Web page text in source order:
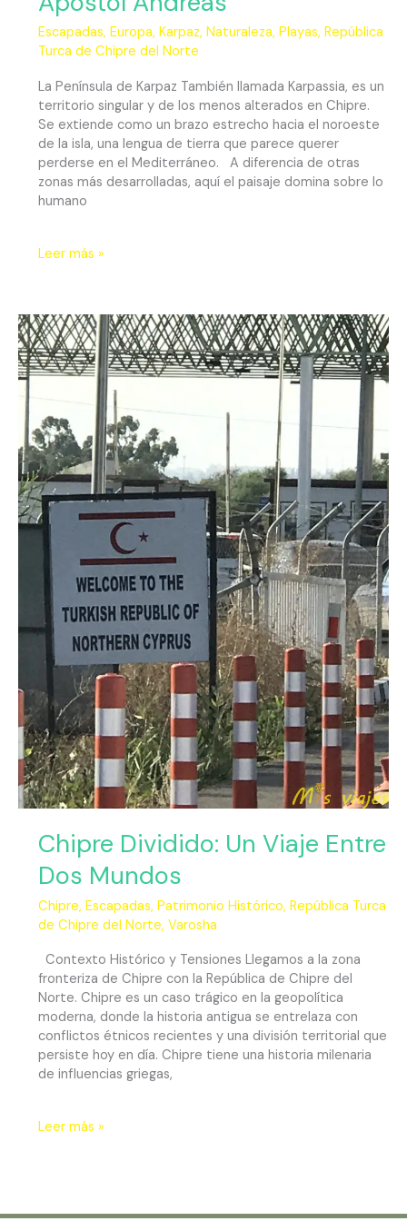
Escapadas, Europa, Karpaz, Naturaleza, Playas, República
Turca de Chipre del Norte
La Península de Karpaz También llamada Karpassia, es un
territorio singular y de los menos alterados en Chipre.
Se extiende como un brazo estrecho hacia el noroeste
de la isla, una lengua de tierra que parece querer
perderse en el Mediterráneo. A diferencia de otras
zonas más desarrolladas, aquí el paisaje domina sobre lo
humano
Leer más »
Chipre Dividido: Un Viaje Entre
Dos Mundos
Chipre, Escapadas, Patrimonio Histórico, República Turca
de Chipre del Norte, Varosha
Contexto Histórico y Tensiones Llegamos a la zona
fronteriza de Chipre con la República de Chipre del
Norte. Chipre es un caso trágico en la geopolítica
moderna, donde la historia antigua se entrelaza con
conflictos étnicos recientes y una división territorial que
persiste hoy en día. Chipre tiene una historia milenaria
de influencias griegas,
Chipre
Dividido:
Un
Viaje
Dos
Mundos
Leer más »